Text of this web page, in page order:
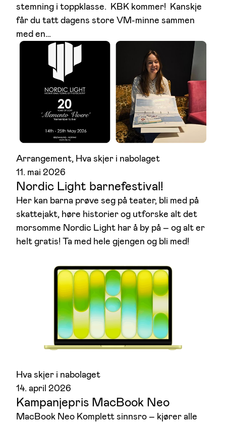
stemning i toppklasse. KBK kommer! Kanskje
får du tatt dagens store VM-minne sammen
med en…
Arrangement, Hva skjer i nabolaget
11. mai 2026
Nordic Light barnefestival!
Her kan barna prøve seg på teater, bli med på
skattejakt, høre historier og utforske alt det
morsomme Nordic Light har å by på – og alt er
helt gratis! Ta med hele gjengen og bli med!
Hva skjer i nabolaget
14. april 2026
Kampanjepris MacBook Neo
MacBook Neo Komplett sinnsro – kjører alle